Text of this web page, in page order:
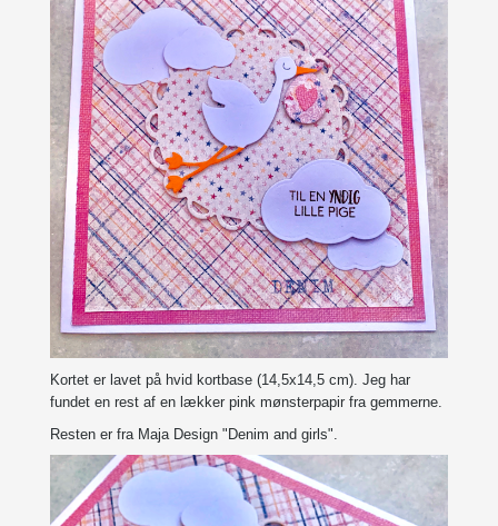
Kortet er lavet på hvid kortbase (14,5x14,5 cm). Jeg har
fundet en rest af en lækker pink mønsterpapir fra gemmerne.
Resten er fra Maja Design "Denim and girls".